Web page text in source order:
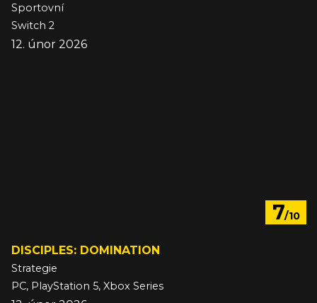
Sportovní
Switch 2
12. únor 2026
7/10
DISCIPLES: DOMINATION
Strategie
PC, PlayStation 5, Xbox Series